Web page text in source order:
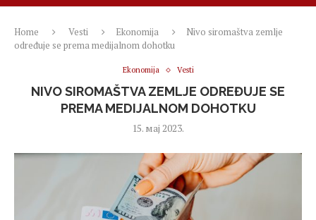
Home Vesti Ekonomija
Nivo siromaštva zemlje
određuje se prema medijalnom dohotku
Ekonomija Vesti
NIVO SIROMAŠTVA ZEMLJE ODREĐUJE SE
PREMA MEDIJALNOM DOHOTKU
15. мај 2023.